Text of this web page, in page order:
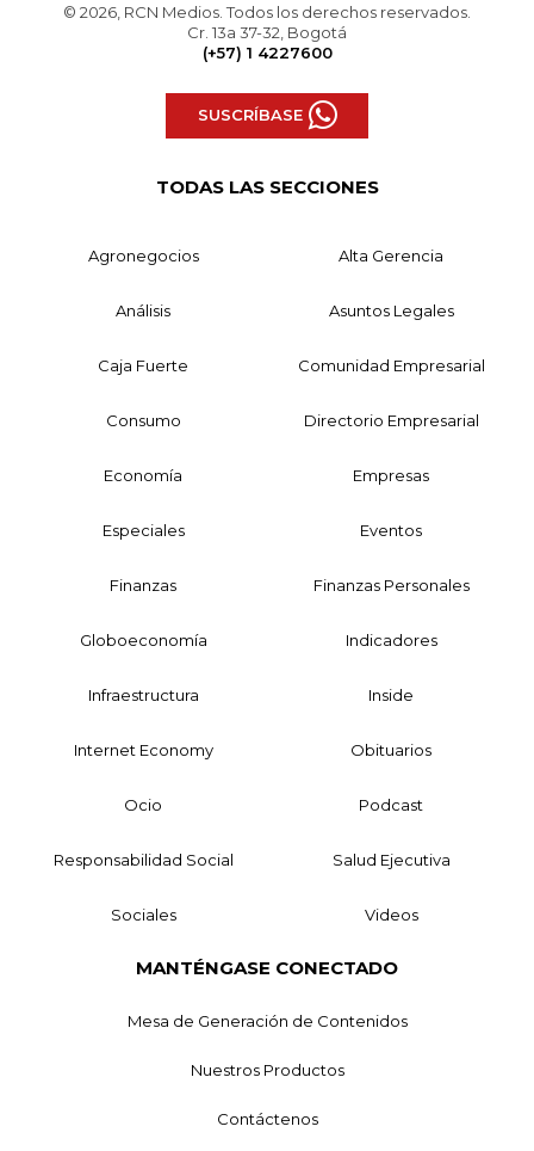
© 2026, RCN Medios. Todos los derechos reservados.
Cr. 13a 37-32, Bogotá
(+57) 1 4227600
SUSCRÍBASE
TODAS LAS SECCIONES
Agronegocios Alta Gerencia
Análisis Asuntos Legales
Caja Fuerte Comunidad Empresarial
Consumo Directorio Empresarial
Economía Empresas
Especiales Eventos
Finanzas Finanzas Personales
Globoeconomía Indicadores
Infraestructura Inside
Internet Economy Obituarios
Ocio Podcast
Responsabilidad Social Salud Ejecutiva
Sociales Videos
MANTÉNGASE CONECTADO
Mesa de Generación de Contenidos
Nuestros Productos
Contáctenos